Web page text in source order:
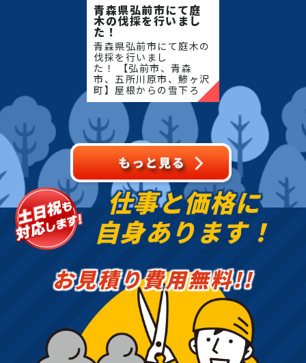
青森県弘前市にて庭
木の伐採を行いまし
た！
青森県弘前市にて庭木の
伐採を行いまし
た！ 【弘前市、青森
市、五所川原市、鯵ヶ沢
町】屋根からの雪下ろ
し・除雪・排雪などの作
業もお任せください！地
域密着で伐採・抜根・剪
定・草刈りなどのお庭の
こと、造園・
仕事と価格に
自身あります！
お見積り費用無料!!